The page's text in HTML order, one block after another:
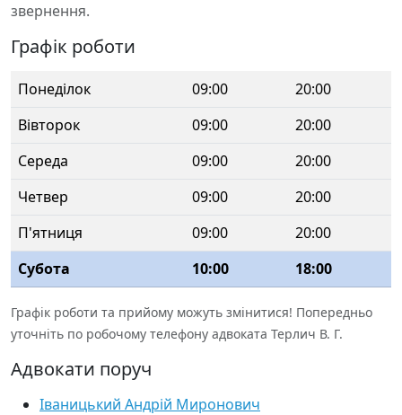
звернення.
Графік роботи
Понеділок 09:00
20:00
Вівторок
09:00
20:00
Середа
09:00
20:00
Четвер
09:00
20:00
П'ятниця
09:00
20:00
Субота
10:00 18:00
Графік роботи та прийому можуть змінитися! Попередньо
уточніть по робочому телефону адвоката Терлич В. Г.
Адвокати поруч
Іваницький Андрій Миронович